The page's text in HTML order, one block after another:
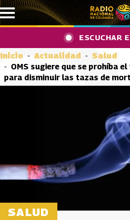
Pasar al contenido principal
ESCUCHAR
Inicio Actualidad
Salud
OMS sugiere que se prohíba
para disminuir las tazas de
SALUD